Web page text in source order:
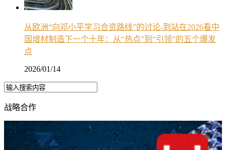
从欧洲“向邓小平学习合资路线”的讨论-到站在2026看中
国增材制造下一个十年：从“热点”到“引领”的五个爆发
点
2026/01/14
战略合作